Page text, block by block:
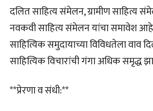
दलित साहित्य संमेलन, ग्रामीण साहित्य
नवकवी साहित्य संमेलन यांचा समावेश आहे.
साहित्यिक समुदायाच्या विविधतेला वाव
साहित्यिक विचारांची गंगा अधिक समृद्ध
**प्रेरणा व संधी:**